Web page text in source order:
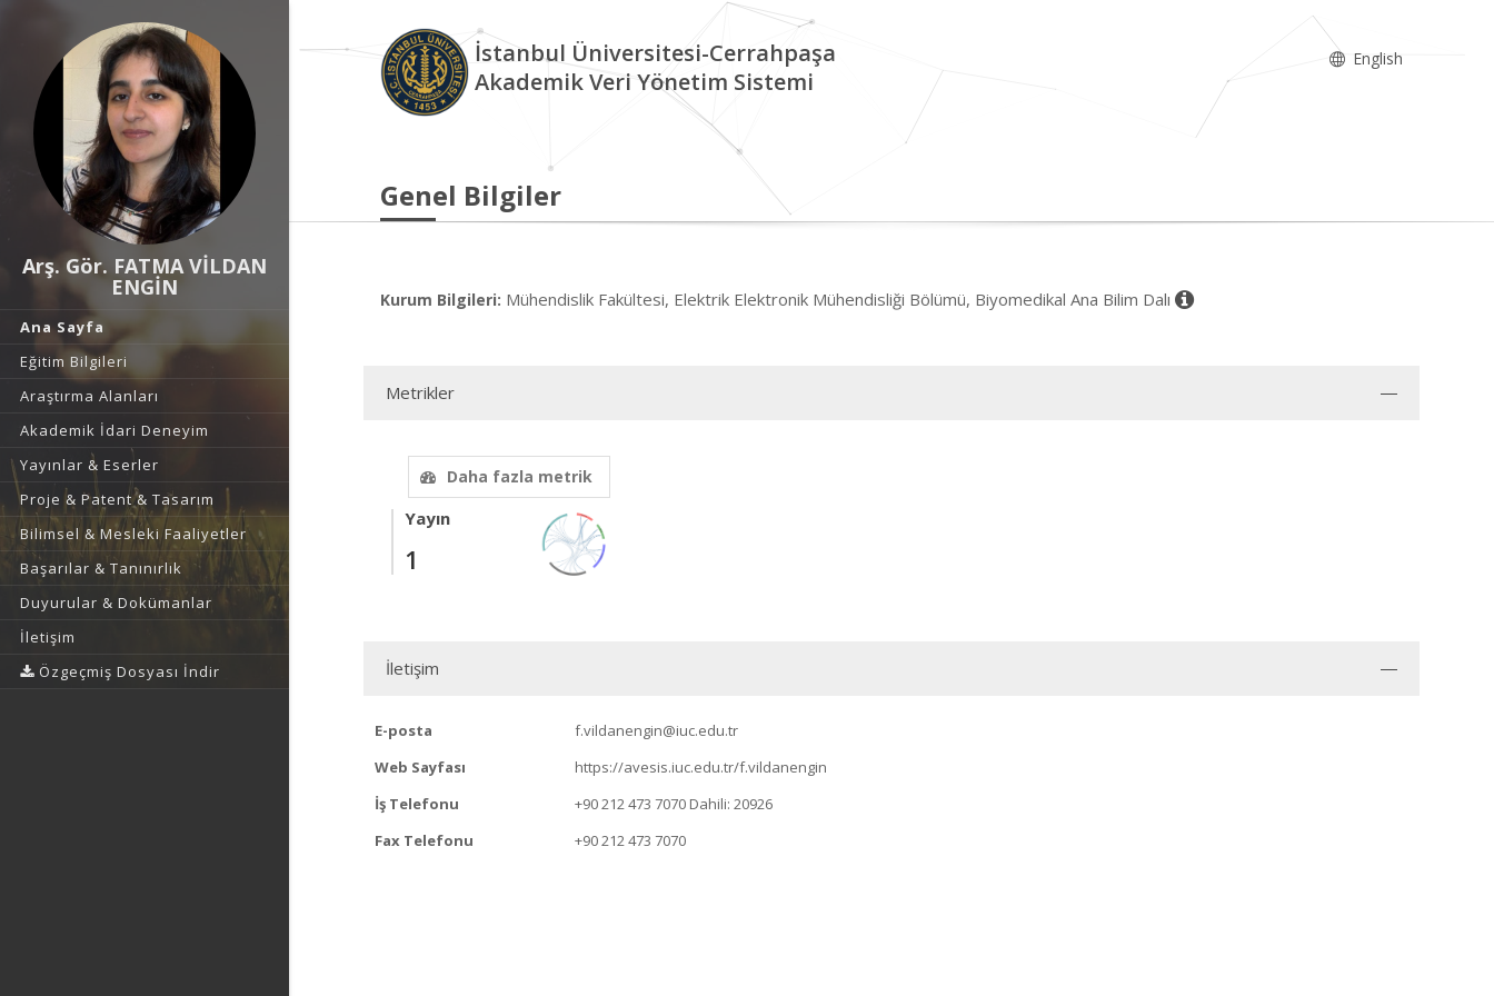
Arş. Gör. FATMA VİLDAN
ENGİN
Ana Sayfa
Eğitim Bilgileri
Araştırma Alanları
Akademik İdari Deneyim
Yayınlar & Eserler
Proje & Patent & Tasarım
Bilimsel & Mesleki Faaliyetler
Başarılar & Tanınırlık
Duyurular & Dokümanlar
İletişim
Özgeçmiş Dosyası İndir
İstanbul Üniversitesi-Cerrahpaşa
Akademik Veri Yönetim Sistemi
English
Genel Bilgiler
Kurum Bilgileri: Mühendislik Fakültesi, Elektrik Elektronik Mühendisliği Bölümü, Biyomedikal Ana Bilim Dalı
Metrikler
Daha fazla metrik
Yayın
1
İletişim
E-posta
f.vildanengin@iuc.edu.tr
Web Sayfası
https://avesis.iuc.edu.tr/f.vildanengin
İş Telefonu
+90 212 473 7070 Dahili: 20926
Fax Telefonu
+90 212 473 7070